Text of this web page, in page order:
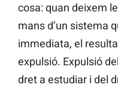
cosa: quan deixem
mans d’un sistema
immediata, el
expulsió. Expulsió
dret a estudiar i del